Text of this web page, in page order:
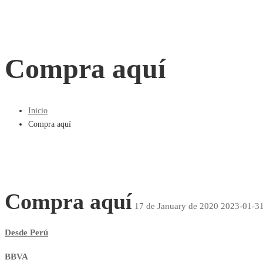
Compra aquí
Inicio
Compra aquí
Compra aquí 17 de January de 2020 2023-01-
Compra
Desde Perú
BBVA